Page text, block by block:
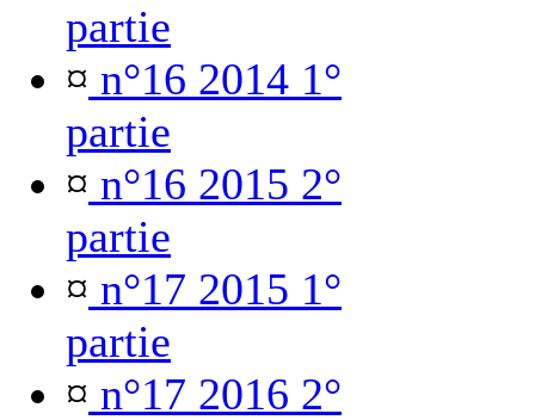
partie
¤ n°16 2014 1°
partie
¤ n°16 2015 2°
partie
¤ n°17 2015 1°
partie
¤ n°17 2016 2°